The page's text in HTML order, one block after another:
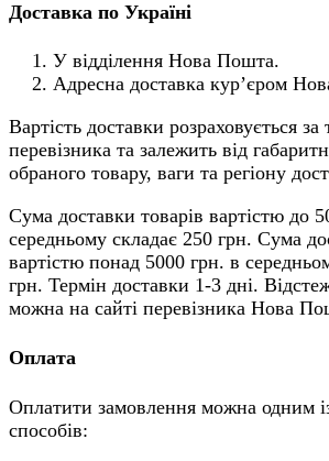
Доставка по Україні
У відділення Нова Пошта.
Адресна доставка кур’єром
Вартість доставки розраховується
перевізника та залежить від
обраного товару, ваги та регіону
Сума доставки товарів вартістю до
середньому складає 250 грн. Сума
вартістю понад 5000 грн. в
грн. Термін доставки 1-3 дні.
можна на сайті перевізника Нова
Оплата
Оплатити замовлення можна одним
способів: